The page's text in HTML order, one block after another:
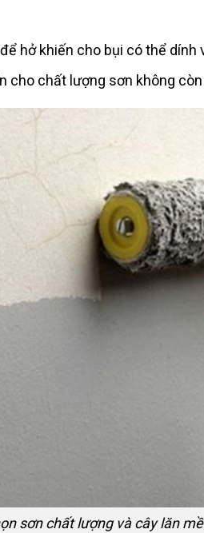
hở khiến cho bụi có thể dính
cho chất lượng sơn không
sơn chất lượng và cây lăn